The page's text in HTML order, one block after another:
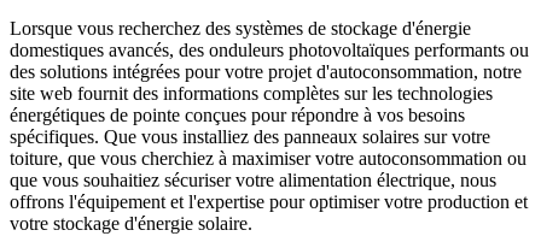
Lorsque vous recherchez des systèmes de stockage d'énergie
domestiques avancés, des onduleurs photovoltaïques performants ou
des solutions intégrées pour votre projet d'autoconsommation, notre
site web fournit des informations complètes sur les technologies
énergétiques de pointe conçues pour répondre à vos besoins
spécifiques. Que vous installiez des panneaux solaires sur votre
toiture, que vous cherchiez à maximiser votre autoconsommation ou
que vous souhaitiez sécuriser votre alimentation électrique, nous
offrons l'équipement et l'expertise pour optimiser votre production et
votre stockage d'énergie solaire.